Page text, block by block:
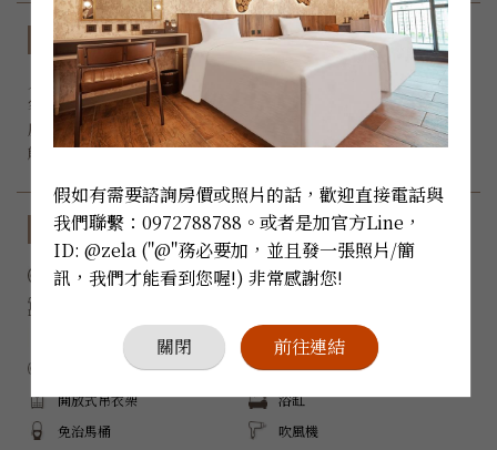
房型規格
入住人數：
x 2
客房床型：8呎特大雙人床
房間大小：8
能否加床：無
設備與服務
禁菸
Wi-Fi
Samsung 電視
手機投影(電視)
開放式吊衣架
浴缸
免治馬桶
吹風機
假如有需要諮詢房價或照片的話，歡迎直接電話與
我們聯繫：0972788788。或者是加官方Line，
ID: @zela ("@"務必要加，並且發一張照片/簡
訊，我們才能看到您喔!) 非常感謝您!
關閉 前往連結